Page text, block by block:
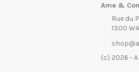
Ame &
Rue du
1300
(c) 2026 -